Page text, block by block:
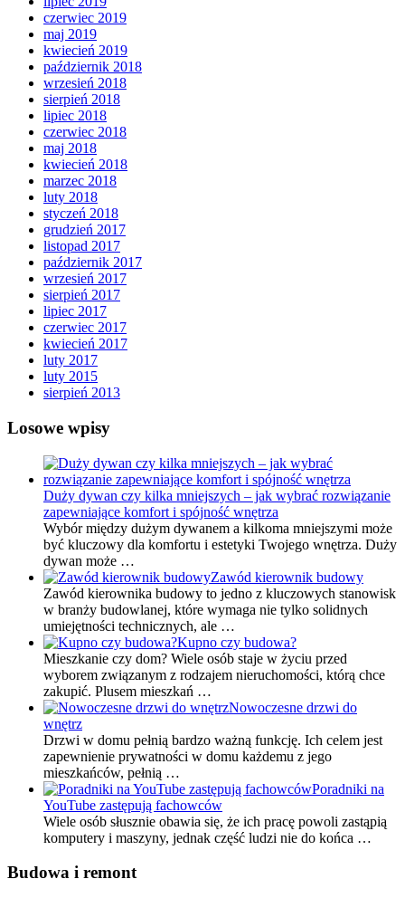
czerwiec 2019
maj 2019
kwiecień 2019
październik 2018
wrzesień 2018
sierpień 2018
lipiec 2018
czerwiec 2018
maj 2018
kwiecień 2018
marzec 2018
luty 2018
styczeń 2018
grudzień 2017
listopad 2017
październik 2017
wrzesień 2017
sierpień 2017
lipiec 2017
czerwiec 2017
kwiecień 2017
luty 2017
luty 2015
sierpień 2013
Losowe wpisy
Duży dywan czy kilka mniejszych – jak wybrać rozwiązanie
zapewniające komfort i spójność wnętrza
Wybór między dużym dywanem a kilkoma mniejszymi może
być kluczowy dla komfortu i estetyki Twojego wnętrza. Duży
dywan może …
Zawód kierownik budowy
Zawód kierownika budowy to jedno z kluczowych stanowisk
w branży budowlanej, które wymaga nie tylko solidnych
umiejętności technicznych, ale …
Kupno czy budowa?
Mieszkanie czy dom? Wiele osób staje w życiu przed
wyborem związanym z rodzajem nieruchomości, którą chce
zakupić. Plusem mieszkań …
Nowoczesne drzwi do
wnętrz
Drzwi w domu pełnią bardzo ważną funkcję. Ich celem jest
zapewnienie prywatności w domu każdemu z jego
mieszkańców, pełnią …
Poradniki na
YouTube zastępują fachowców
Wiele osób słusznie obawia się, że ich pracę powoli zastąpią
komputery i maszyny, jednak część ludzi nie do końca …
Budowa i remont